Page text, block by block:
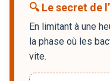
🔍 Le secret de
En limitant à une
la phase où les
vite.